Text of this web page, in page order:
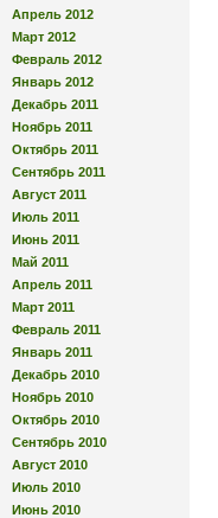
Апрель 2012
Март 2012
Февраль 2012
Январь 2012
Декабрь 2011
Ноябрь 2011
Октябрь 2011
Сентябрь 2011
Август 2011
Июль 2011
Июнь 2011
Май 2011
Апрель 2011
Март 2011
Февраль 2011
Январь 2011
Декабрь 2010
Ноябрь 2010
Октябрь 2010
Сентябрь 2010
Август 2010
Июль 2010
Июнь 2010